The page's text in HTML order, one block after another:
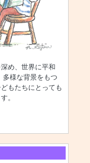
め、世界に平和
多様な背景をもつ
もたちにとっても
。